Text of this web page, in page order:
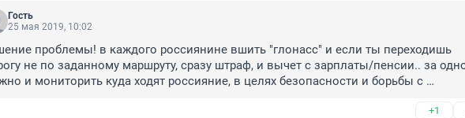
Гость
25 мая 2019, 10:02
проблемы! в каждого россиянине вшить "глонасс" и если ты переходишь
не по заданному маршруту, сразу штраф, и вычет с зарплаты/пенсии.. за
и мониторить куда ходят россияние, в целях безопасности и борьбы с
+1